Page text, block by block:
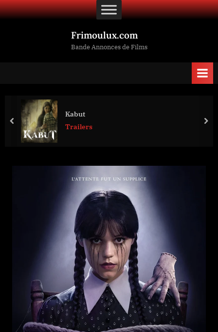
Skip
to
Frimoulux.com
Bande Annonces de Films
Kabut
Trailers
prev